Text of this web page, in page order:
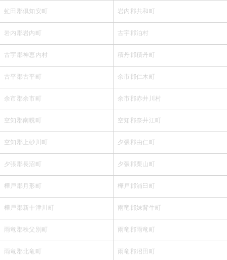
虻田郡倶知安町 岩内郡共和町
岩内郡岩内町 古宇郡泊村
古宇郡神恵内村 積丹郡積丹町
古平郡古平町 余市郡仁木町
余市郡余市町 余市郡赤井川村
空知郡南幌町 空知郡奈井江町
空知郡上砂川町 夕張郡由仁町
夕張郡長沼町 夕張郡栗山町
樺戸郡月形町 樺戸郡浦臼町
樺戸郡新十津川町 雨竜郡妹背牛町
雨竜郡秩父別町 雨竜郡雨竜町
雨竜郡北竜町 雨竜郡沼田町